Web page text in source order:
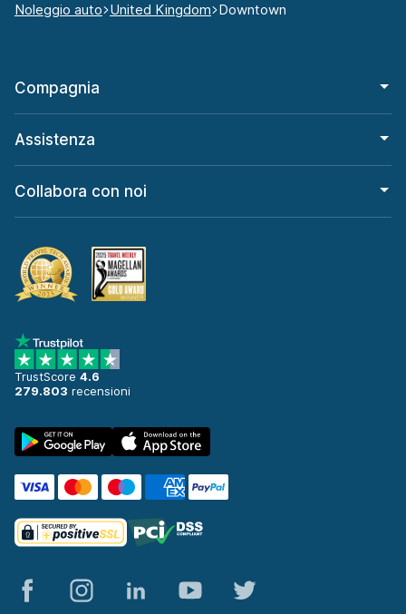
Noleggio auto United Kingdom Downtown
Compagnia
Assistenza
Collabora con noi
TrustScore 4.6
279.803 recensioni